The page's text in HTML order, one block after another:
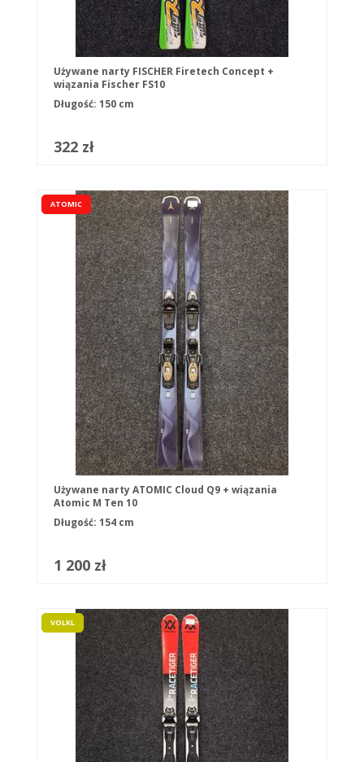
Używane narty FISCHER Firetech Concept +
wiązania Fischer FS10
Długość: 150 cm
322 zł
ATOMIC
Używane narty ATOMIC Cloud Q9 + wiązania
Atomic M Ten 10
Długość: 154 cm
1 200 zł
VOLKL